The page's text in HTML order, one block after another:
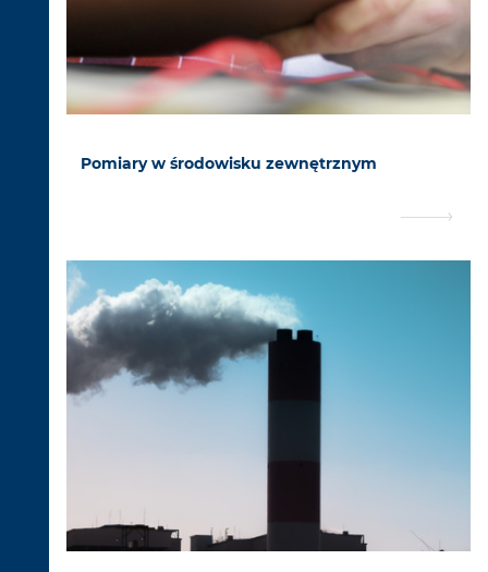
Pomiary w środowisku zewnętrznym